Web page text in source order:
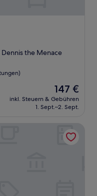
the Menace
Der
Preis
beträgt
147 €
inkl. Steuern & Gebühren
1. Sept.–2. Sept.
Row by IHG